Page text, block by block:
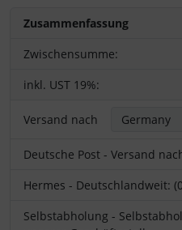
Zusammenfassung
Zwischensumme:
inkl. UST 19%:
Versand nach
Deutsche Post - Versand
Hermes - Deutschlandweit:
Selbstabholung -